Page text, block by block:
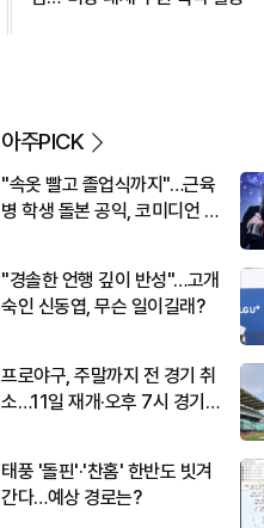
아주PICK
"속옷 빨고 졸업식까지"…근육
병 학생 돌본 공익, 코미디언 김
"경솔한 언행 깊이 반성"…고개
숙인 신동엽, 무슨 일이길래?
프로야구, 주말까지 전 경기 취
소…11일 재개·오후 7시 경기
태풍 '돌핀'·'찬홈' 한반도 빗겨
간다…예상 경로는?